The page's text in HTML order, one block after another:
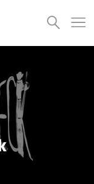
Suchen